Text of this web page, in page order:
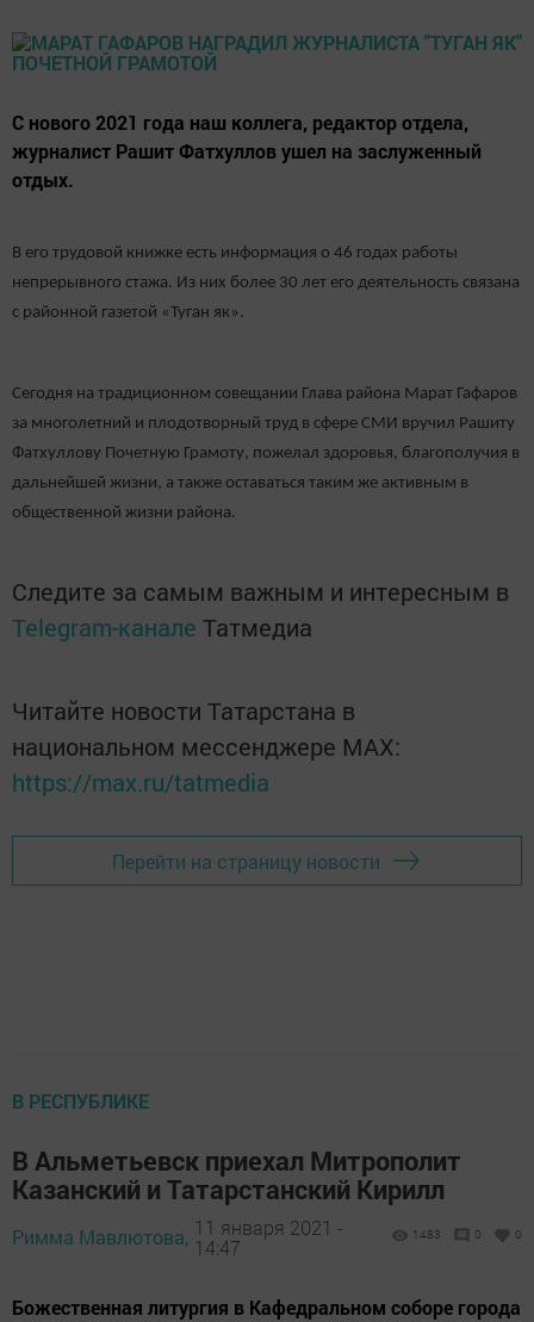
С нового 2021 года наш коллега, редактор отдела,
журналист Рашит Фатхуллов ушел на заслуженный
отдых.
В его трудовой книжке есть информация о 46 годах работы
непрерывного стажа. Из них более 30 лет его деятельность связана
с районной газетой «Туган як».
Сегодня на традиционном совещании Глава района Марат Гафаров
за многолетний и плодотворный труд в сфере СМИ вручил Рашиту
Фатхуллову Почетную Грамоту, пожелал здоровья, благополучия в
дальнейшей жизни, а также оставаться таким же активным в
общественной жизни района.
Следите за самым важным и интересным в
Telegram-канале Татмедиа
Читайте новости Татарстана в
национальном мессенджере MАХ:
https://max.ru/tatmedia
Перейти на страницу новости
В РЕСПУБЛИКЕ
В Альметьевск приехал Митрополит
Казанский и Татарстанский Кирилл
Римма Мавлютова, 11 января 2021 -
14:47
1483 0 0
Божественная литургия в Кафедральном соборе города